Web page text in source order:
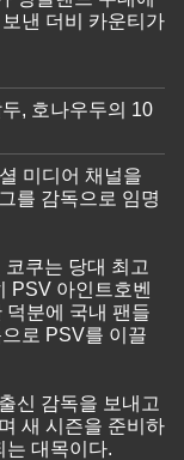
낸 더비 카운티가
, 호나우두의 10
미디어 채널을
를 감독으로 임명
쿠는 당대 최고
PSV 아인트호벤
덕분에 국내 팬들
로 PSV를 이끌
신 감독을 보내고
새 시즌을 준비하
는 대목이다.